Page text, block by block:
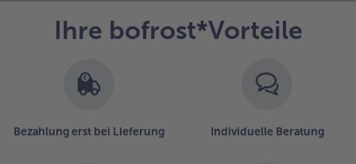
Ihre bofrost*Vorteile
Bezahlung erst bei Lieferung Individuelle Beratung